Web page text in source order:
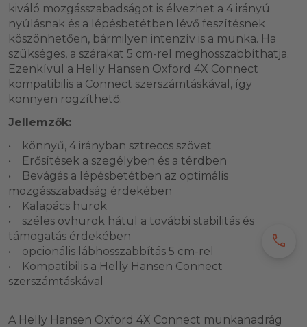
kiváló mozgásszabadságot is élvezhet a 4 irányú
nyúlásnak és a lépésbetétben lévő feszítésnek
köszönhetően, bármilyen intenzív is a munka. Ha
szükséges, a szárakat 5 cm-rel meghosszabbíthatja.
Ezenkívül a Helly Hansen Oxford 4X Connect
kompatibilis a Connect szerszámtáskával, így
könnyen rögzíthető.
Jellemzők:
• könnyű, 4 irányban sztreccs szövet
• Erősítések a szegélyben és a térdben
• Bevágás a lépésbetétben az optimális
mozgásszabadság érdekében
• Kalapács hurok
• széles övhurok hátul a további stabilitás és
támogatás érdekében
• opcionális lábhosszabbítás 5 cm-rel
• Kompatibilis a Helly Hansen Connect
szerszámtáskával
A Helly Hansen Oxford 4X Connect munkanadrág
call